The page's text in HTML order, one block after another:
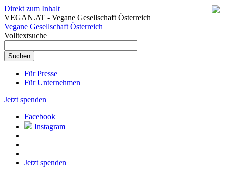
Direkt zum Inhalt
VEGAN.AT - Vegane Gesellschaft Österreich
Vegane Gesellschaft Österreich
Volltextsuche
Für Presse
Für Unternehmen
Jetzt spenden
Facebook
Instagram
Jetzt spenden